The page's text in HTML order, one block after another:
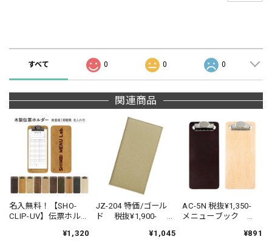
すべて 0 0 0
関連商品
名入無料！【SHO-
CLIP-UV】伝票ホルダ
プ （受注生産品）
¥1,320
JZ-204 特価/ゴール
ド 税抜¥1,900- メ
SHIMBI（シンビ）
¥1,045
AC-5N 税抜¥1,350-
メニューブック
¥891